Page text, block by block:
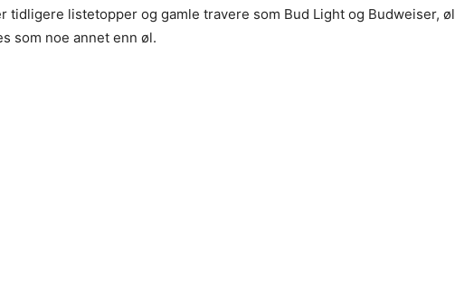
tidligere listetopper og gamle travere som Bud Light og Budweiser, øl
som noe annet enn øl.